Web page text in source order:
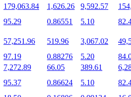
populära tokens
179,063.84 1,626.26 9,592.57
95.29 0.86551 5.10
57,251.96 519.96 3,067.02
97.19 0.88276 5.20
7,272.89 66.05 389.61
95.37 0.86624 5.10